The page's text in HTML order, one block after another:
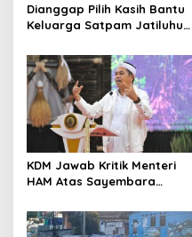
Dianggap Pilih Kasih Bantu
Keluarga Satpam Jatiluhur
Penjelasan Dedi Mulyadi
KDM Jawab Kritik Menteri
HAM Atas Sayembara
Pelaku Kejahatan